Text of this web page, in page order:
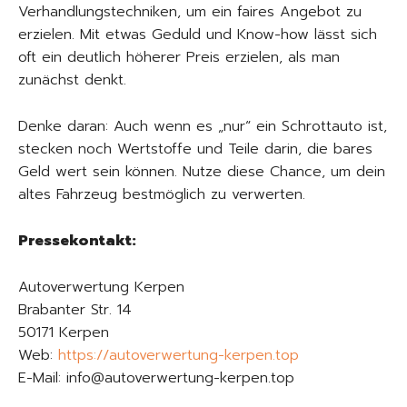
Verhandlungstechniken, um ein faires Angebot zu
erzielen. Mit etwas Geduld und Know-how lässt sich
oft ein deutlich höherer Preis erzielen, als man
zunächst denkt.
Denke daran: Auch wenn es „nur“ ein Schrottauto ist,
stecken noch Wertstoffe und Teile darin, die bares
Geld wert sein können. Nutze diese Chance, um dein
altes Fahrzeug bestmöglich zu verwerten.
Pressekontakt:
Autoverwertung Kerpen
Brabanter Str. 14
50171 Kerpen
Web: https://autoverwertung-kerpen.top
E-Mail: info@autoverwertung-kerpen.top